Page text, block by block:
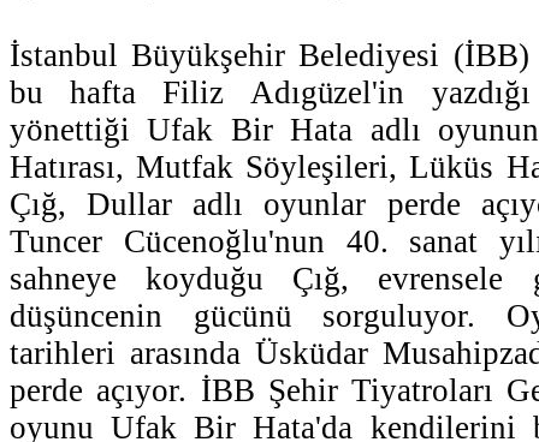
İstanbul Büyükşehir Belediyesi (İBB)
bu hafta Filiz Adıgüzel'in
yönettiği Ufak Bir Hata adlı
Hatırası, Mutfak Söyleşileri, Lüküs
Çığ, Dullar adlı oyunlar perde
Tuncer Cücenoğlu'nun 40. sanat
sahneye koyduğu Çığ,
düşüncenin gücünü sorguluyor.
tarihleri arasında Üsküdar
perde açıyor. İBB Şehir Tiyatroları
oyunu Ufak Bir Hata'da kendilerini